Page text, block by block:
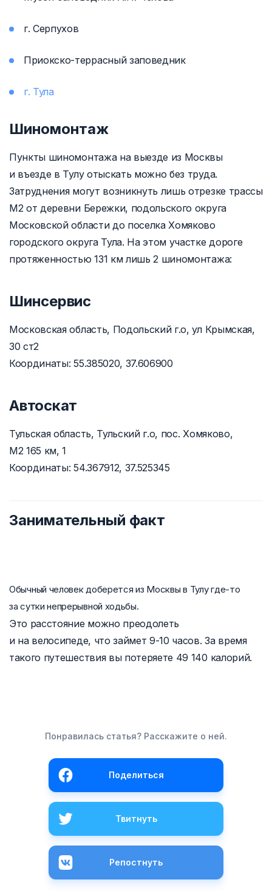
г. Серпухов
Приокско-террасный заповедник
г. Тула
Шиномонтаж
Пункты шиномонтажа на выезде из Москвы
и въезде в Тулу отыскать можно без труда.
Затруднения могут возникнуть лишь отрезке трассы
М2 от деревни Бережки, подольского округа
Московской области до поселка Хомяково
городского округа Тула. На этом участке дороге
протяженностью 131 км лишь 2 шиномонтажа:
Шинсервис
Московская область, Подольский г.о, ул Крымская,
30 ст2
Координаты: 55.385020, 37.606900
Автоскат
Тульская область, Тульский г.о, пос. Хомяково,
М2 165 км, 1
Координаты: 54.367912, 37.525345
Занимательный факт
Обычный человек доберется из Москвы в Тулу где-то
за сутки непрерывной ходьбы.
Это расстояние можно преодолеть
и на велосипеде, что займет9-10 часов. За время
такого путешествия вы потеряете 49 140 калорий.
Понравилась статья? Расскажите о ней.
Поделиться
Твитнуть
Репостнуть